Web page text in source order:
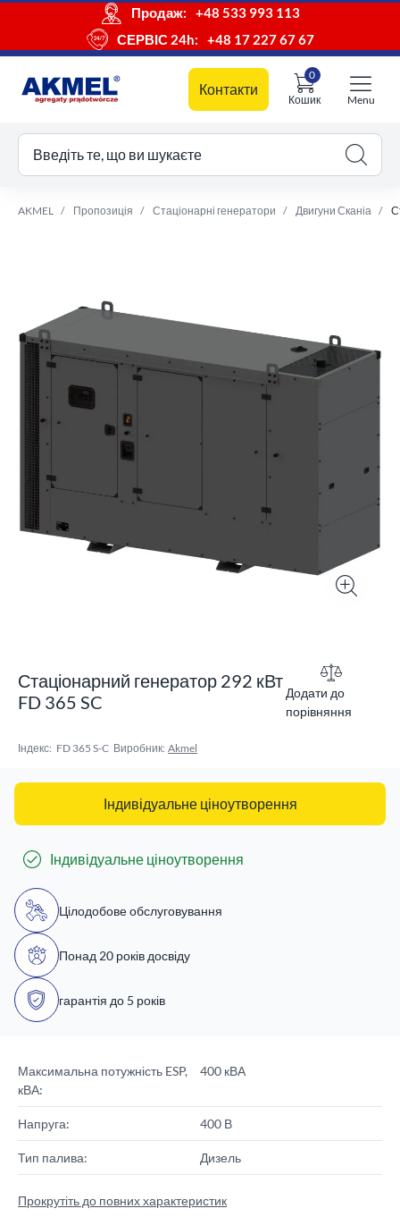
Продаж:
+48 533 993 113
СЕРВІС 24h:
+48 17 227 67 67
Контакти
Кошик
0
кошик
Menu
Введіть те, що ви шукаєте
AKMEL Пропозиція Стаціонарні генератори Двигуни Сканіа
Стаціонарний генератор 292 кВт
FD 365 SC
Додати до
порівняння
Індекс: FD 365 S-C Виробник: Akmel
Індивідуальне ціноутворення
Індивідуальне ціноутворення
Цілодобове обслуговування
Понад 20 років досвіду
гарантія до 5 років
Максимальна потужність ESP,
кВА:
400 кВА
Напруга: 400 В
Тип палива: Дизель
Прокрутіть до повних характеристик